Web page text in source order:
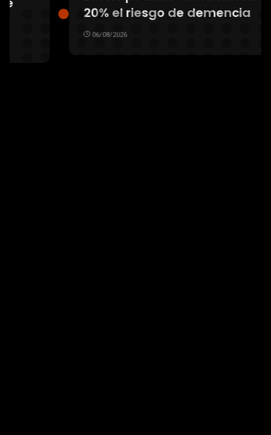
20% el riesgo de demencia